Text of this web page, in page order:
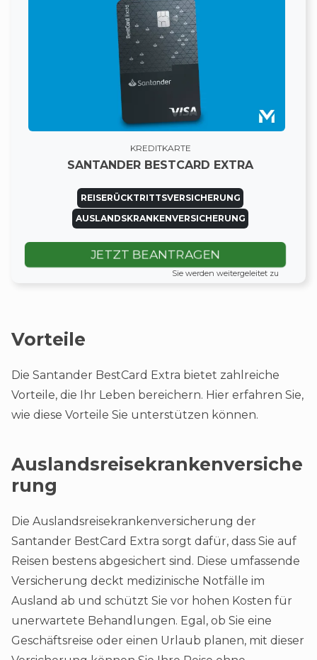
KREDITKARTE
SANTANDER BESTCARD EXTRA
REISERÜCKTRITTSVERSICHERUNG
AUSLANDSKRANKENVERSICHERUNG
JETZT BEANTRAGEN
Sie werden weitergeleitet zu
Vorteile
Die Santander BestCard Extra bietet zahlreiche
Vorteile, die Ihr Leben bereichern. Hier erfahren Sie,
wie diese Vorteile Sie unterstützen können.
Auslandsreisekrankenversiche
rung
Die Auslandsreisekrankenversicherung der
Santander BestCard Extra sorgt dafür, dass Sie auf
Reisen bestens abgesichert sind. Diese umfassende
Versicherung deckt medizinische Notfälle im
Ausland ab und schützt Sie vor hohen Kosten für
unerwartete Behandlungen. Egal, ob Sie eine
Geschäftsreise oder einen Urlaub planen, mit dieser